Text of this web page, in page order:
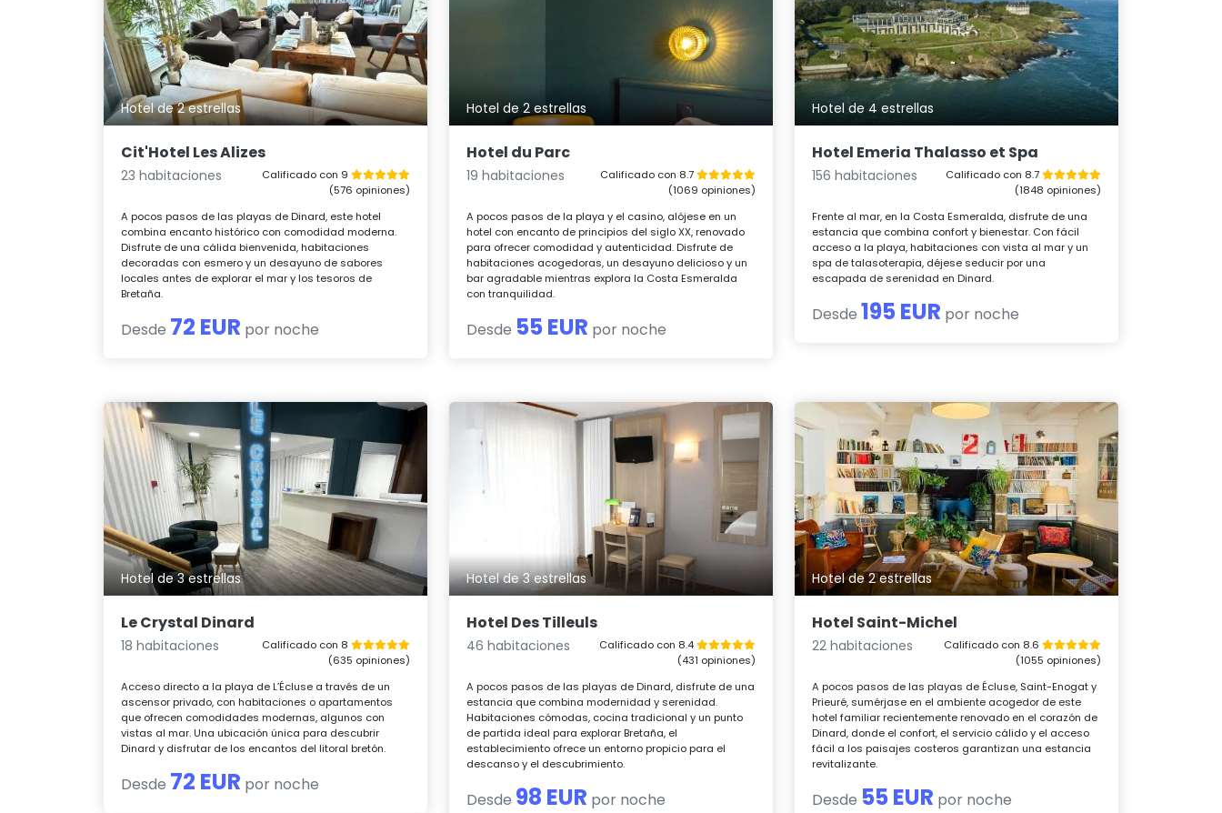
Hotel de 2 estrellas
Cit'Hotel Les Alizes
23 habitaciones
Calificado con 9
(576 opiniones)
A pocos pasos de las playas de Dinard, este hotel
combina encanto histórico con comodidad moderna.
Disfrute de una cálida bienvenida, habitaciones
decoradas con esmero y un desayuno de sabores
locales antes de explorar el mar y los tesoros de
Bretaña.
Desde 72 EUR por noche
Hotel de 2 estrellas
Hotel du Parc
19 habitaciones
Calificado con 8.7
(1069 opiniones)
A pocos pasos de la playa y el casino, alójese en un
hotel con encanto de principios del siglo XX, renovado
para ofrecer comodidad y autenticidad. Disfrute de
habitaciones acogedoras, un desayuno delicioso y un
bar agradable mientras explora la Costa Esmeralda
con tranquilidad.
Desde 55 EUR por noche
Hotel de 4 estrellas
Hotel Emeria Thalasso et Spa
156 habitaciones
Calificado con 8.7
(1848 opiniones)
Frente al mar, en la Costa Esmeralda, disfrute de una
estancia que combina confort y bienestar. Con fácil
acceso a la playa, habitaciones con vista al mar y un
spa de talasoterapia, déjese seducir por una
escapada de serenidad en Dinard.
Desde195 EUR por noche
Hotel de 3 estrellas
Le Crystal Dinard
18 habitaciones
Calificado con 8
(635 opiniones)
Acceso directo a la playa de L’Écluse a través de un
ascensor privado, con habitaciones o apartamentos
que ofrecen comodidades modernas, algunos con
vistas al mar. Una ubicación única para descubrir
Dinard y disfrutar de los encantos del litoral bretón.
Desde 72 EUR por noche
Hotel de 3 estrellas
Hotel Des Tilleuls
46 habitaciones
Calificado con 8.4
(431 opiniones)
A pocos pasos de las playas de Dinard, disfrute de una
estancia que combina modernidad y serenidad.
Habitaciones cómodas, cocina tradicional y un punto
de partida ideal para explorar Bretaña, el
establecimiento ofrece un entorno propicio para el
descanso y el descubrimiento.
Desde 98 EUR por noche
Hotel de 2 estrellas
Hotel Saint-Michel
22 habitaciones
Calificado con 8.6
(1055 opiniones)
A pocos pasos de las playas de Écluse, Saint-Enogat y
Prieuré, sumérjase en el ambiente acogedor de este
hotel familiar recientemente renovado en el corazón de
Dinard, donde el confort, el servicio cálido y el acceso
fácil a los paisajes costeros garantizan una estancia
revitalizante.
Desde 55 EUR por noche